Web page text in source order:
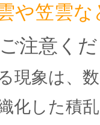
や笠雲
注意く
現象は、
化した積